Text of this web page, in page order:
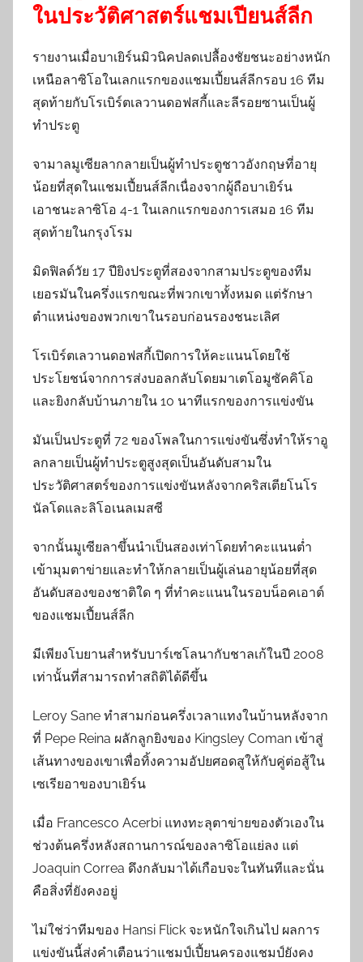
ในประวัติศาสตร์แชมเปียนส์ลีก
รายงานเมื่อบาเยิร์นมิวนิคปลดเปลื้องชัยชนะอย่างหนัก
เหนือลาซิโอในเลกแรกของแชมเปี้ยนส์ลีกรอบ 16 ทีม
สุดท้ายกับโรเบิร์ตเลวานดอฟสกี้และลีรอยซานเป็นผู้
ทำประตู
จามาลมูเซียลากลายเป็นผู้ทำประตูชาวอังกฤษที่อายุ
น้อยที่สุดในแชมเปี้ยนส์ลีกเนื่องจากผู้ถือบาเยิร์น
เอาชนะลาซิโอ 4-1 ในเลกแรกของการเสมอ 16 ทีม
สุดท้ายในกรุงโรม
มิดฟิลด์วัย 17 ปียิงประตูที่สองจากสามประตูของทีม
เยอรมันในครึ่งแรกขณะที่พวกเขาทั้งหมด แต่รักษา
ตำแหน่งของพวกเขาในรอบก่อนรองชนะเลิศ
โรเบิร์ตเลวานดอฟสกี้เปิดการให้คะแนนโดยใช้
ประโยชน์จากการส่งบอลกลับโดยมาเตโอมูซัคคิโอ
และยิงกลับบ้านภายใน 10 นาทีแรกของการแข่งขัน
มันเป็นประตูที่ 72 ของโพลในการแข่งขันซึ่งทำให้ราอู
ลกลายเป็นผู้ทำประตูสูงสุดเป็นอันดับสามใน
ประวัติศาสตร์ของการแข่งขันหลังจากคริสเตียโนโร
นัลโดและลิโอเนลเมสซี
จากนั้นมูเซียลาขึ้นนำเป็นสองเท่าโดยทำคะแนนต่ำ
เข้ามุมตาข่ายและทำให้กลายเป็นผู้เล่นอายุน้อยที่สุด
อันดับสองของชาติใด ๆ ที่ทำคะแนนในรอบน็อคเอาต์
ของแชมเปี้ยนส์ลีก
มีเพียงโบยานสำหรับบาร์เซโลนากับชาลเก้ในปี 2008
เท่านั้นที่สามารถทำสถิติได้ดีขึ้น
Leroy Sane ทำสามก่อนครึ่งเวลาแทงในบ้านหลังจาก
ที่ Pepe Reina ผลักลูกยิงของ Kingsley Coman เข้าสู่
เส้นทางของเขาเพื่อทิ้งความอัปยศอดสูให้กับคู่ต่อสู้ใน
เซเรียอาของบาเยิร์น
เมื่อ Francesco Acerbi แทงทะลุตาข่ายของตัวเองใน
ช่วงต้นครึ่งหลังสถานการณ์ของลาซิโอแย่ลง แต่
Joaquin Correa ดึงกลับมาได้เกือบจะในทันทีและนั่น
คือสิ่งที่ยังคงอยู่
ไม่ใช่ว่าทีมของ Hansi Flick จะหนักใจเกินไป ผลการ
แข่งขันนี้ส่งคำเตือนว่าแชมป์เปี้ยนครองแชมป์ยังคง